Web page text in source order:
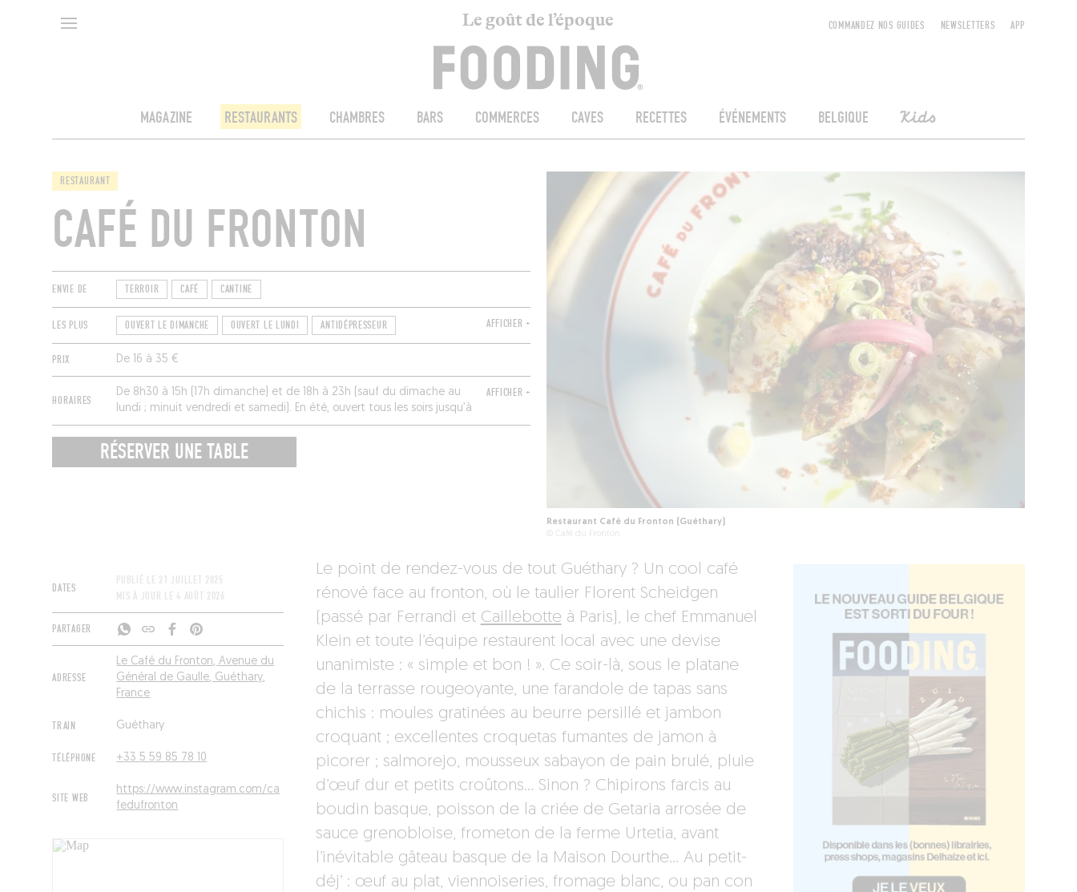
Le goût de l’époque
MAGAZINE RESTAURANTS CHAMBRES BARS COMMERCES CAVES RECETTES ÉVÉNEMENTS BELGIQUE Kids
COMMANDEZ NOS GUIDES NEWSLETTERS APP
RESTAURANT
CAFÉ DU FRONTON
ENVIE DE TERROIR CAFÉ CANTINE
LES PLUS OUVERT LE DIMANCHE OUVERT LE LUNDI ANTIDÉPRESSEUR AFFICHER +
PRIX De 16 à 35 €
HORAIRES
De 8h30 à 15h (17h dimanche) et de 18h à 23h (sauf du dimache au
lundi ; minuit vendredi et samedi). En été, ouvert tous les soirs jusqu’à
23h (1h vendredi et samedi), et en continu le samedi et dimanche.
AFFICHER +
RÉSERVER UNE TABLE
Restaurant Café du Fronton (Guéthary)
© Café du Fronton
DATES
PUBLIÉ LE 21 JUILLET 2025
MIS À JOUR LE 4 AOÛT 2026
PARTAGER
ADRESSE
Le Café du Fronton, Avenue du
Général de Gaulle, Guéthary,
France
TRAIN Guéthary
TÉLÉPHONE +33 5 59 85 78 10
SITE WEB
https://www.instagram.com/ca
fedufronton
Le point de rendez-vous de tout Guéthary ? Un cool café
rénové face au fronton, où le taulier Florent Scheidgen
(passé par Ferrandi et Caillebotte à Paris), le chef Emmanuel
Klein et toute l’équipe restaurent local avec une devise
unanimiste : « simple et bon ! ». Ce soir-là, sous le platane
de la terrasse rougeoyante, une farandole de tapas sans
chichis : moules gratinées au beurre persillé et jambon
croquant ; excellentes croquetas fumantes de jamon à
picorer ; salmorejo, mousseux sabayon de pain brulé, pluie
d’œuf dur et petits croûtons… Sinon ? Chipirons farcis au
boudin basque, poisson de la criée de Getaria arrosée de
sauce grenobloise, frometon de la ferme Urtetia, avant
l’inévitable gâteau basque de la Maison Dourthe… Au petit-
déj’ : œuf au plat, viennoiseries, fromage blanc, ou pan con